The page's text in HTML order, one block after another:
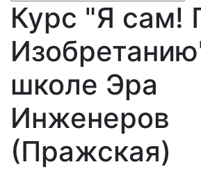
Курс "Я сам!
школе Эра
Инженеров
(Пражская)